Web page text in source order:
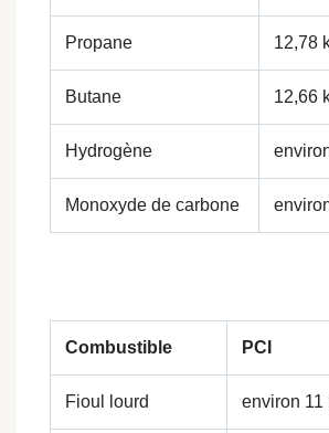
Propane 12,78
Butane 12,66
Hydrogène
Monoxyde de carbone
Combustible PCI
Fioul lourd environ 11